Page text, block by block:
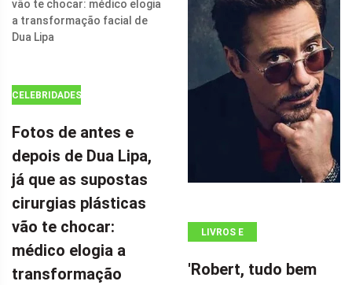
SEU FILME DE
AÇÃO DE $ 100
MILHÕES POR
CELEBRIDADES
Fotos de antes e
depois de Dua Lipa,
já que as supostas
cirurgias plásticas
vão te chocar:
médico elogia a
transformação
LIVROS E
'Robert, tudo bem